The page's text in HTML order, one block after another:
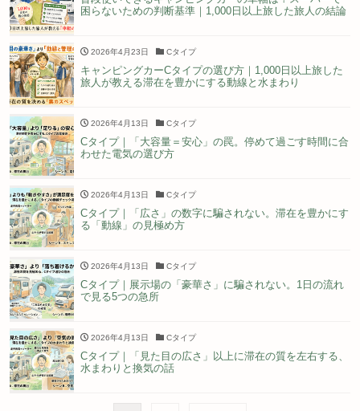
困らないための判断基準｜1,000日以上旅した旅人の結論
2026年4月23日 Cタイプ
キャンピングカーCタイプの選び方｜1,000日以上旅した
旅人が教える滞在を豊かにする動線と水まわり
2026年4月13日 Cタイプ
Cタイプ｜「大容量＝安心」の罠。停めて過ごす時間に合
わせた電気の選び方
2026年4月13日 Cタイプ
Cタイプ｜「広さ」の数字に騙されない。滞在を豊かにす
る「動線」の見極め方
2026年4月13日 Cタイプ
Cタイプ｜展示場の「豪華さ」に騙されない。1日の流れ
で見る5つの急所
2026年4月13日 Cタイプ
Cタイプ｜「見た目の広さ」以上に滞在の質を左右する、
水まわりと換気の話